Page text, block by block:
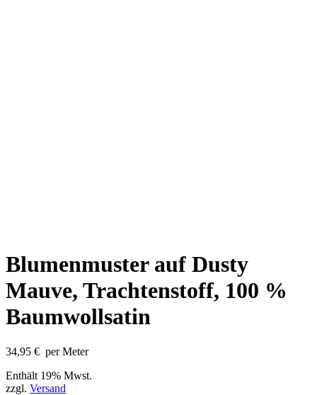
Blumenmuster auf Dusty
Mauve, Trachtenstoff, 100 %
Baumwollsatin
34,95 € per Meter
Enthält 19% Mwst.
zzgl. Versand